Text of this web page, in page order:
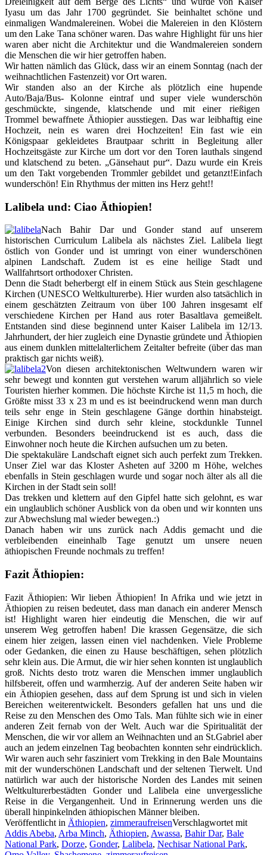
Iyasu um das Jahr 1700 gegründet. Sie beinhaltet schöne und
einmaligen Wandmalereinen. Wobei die Malereien in den Klöstern
um den Lake Tana schöner waren. Das wahre Highlight für uns hier
waren aber nicht die Architektur und die Wandmalereien sondern
die Menschen die wir hier getroffen haben.
Wir hatten nämlich das Glück, dass wir an einem Sonntag (nach der
weihnachtlichen Fastenzeit) vor Ort waren.
Wir standen also an der Kirche als plötzlich eine hupende
Auto/Baja/Bus- Kolonne eintraf und super viele wunderschön
geschmückte, singende, klatschende und mit einer rießigen
Trommel bewaffnete Äthiopier ausstiegen. Das war leibhaftig eine
Hochzeit, nein es waren drei Hochzeiten! Ein fast wie ein
Königspaar gekleidetes Brautpaar schritt in Begleitung aller
Hochzeitsgäste zur Kirche um dort vor den Toren lauthals singend
und klatschend zu beten. „Gänsehaut pur“. Dazu wurde ein Kreis
um den Takt vorgebenden Trommler gebildet und getanzt!Einfach
wunderschön! Ein Rhythmus der mitten ins Herz geht!!
Lalibela und: Ciao Äthiopien!
Nach Bahir Dar und Gonder stand auf unserem
historischen Curriculum Lalibela als nächstes Ziel. Lalibela liegt
östlich von Gonder und ist umringt von einer wunderschönen
alpinen Landschaft. Zudem ist es eine heilige Stadt und
Wallfahrtsort orthodoxer Christen.
Denn die Stadt beherbergt elf in einem Stück aus Stein geschlagene
Kirchen (UNESCO Weltkulturerbe). Hier wurden also tatsächlich in
einem geschätzten Zeitraum von über 100 Jahren insgesamt elf
verschiedene Kirchen per Hand aus roter Basaltlava gemeißelt.
Entstanden sind diese beginnend unter Kaiser Lalibela im 12/13.
Jahrhundert, der hier zugleich eine Dynastie gründete und Äthiopien
aus einem dunklen mittelalterlichem Zeitalter befreite (über das man
praktisch gar nichts weiß).
Von diesen architektonischen Weltwundern waren wir
sehr bewegt und konnten gut verstehen warum alljährlich so viele
Touristen hierher kommen. Die höchste Kirche ist 11,5 m hoch, die
Größte misst 33 x 23 m und es ist beeindruckend wenn man durch
teils sehr enge in Stein geschlagene Gänge dorthin hinabsteigt.
Einige Kirchen sind durch sehr kleine, stockdunkle Tunnel
verbunden. Besonders beeindruckend ist es auch, dass die
Einwohner noch heute die Kirchen aufsuchen um zu beten.
Die spektakuläre Landschaft eignet sich auch perfekt zum Trekken.
Unser Ziel war das Kloster Asheten auf 3200 m Höhe, welches
ebenfalls in Stein geschlagen wurde und sogar noch älter als all die
Kirchen in der Stadt sein soll!
Das trekken und klettern auf den Gipfel hatte sich gelohnt, es war
ein unglaublich schöner Ausblick von da oben und wir konnten uns
zur Abwechslung mal wieder bewegen.:)
Danach haben wir uns zurück nach Addis gemacht und die
verbleibenden eineinhalb Tage genutzt um unsere neuen
äthiopischen Freunde nochmals zu treffen!
Fazit Äthiopien:
Fazit Äthiopien: Wir lieben Äthiopien! In Afrika und wie jetzt in
Äthiopien zu reisen bedeutet, dass man danach ein anderer Mensch
ist! Highlight waren hier eindeutig die Menschen, die wir auf
unserem Weg getroffen haben! Die krassen Gegensätze, die sich
einem hier zeigen, lassen einen viel nachdenken. Viele Probleme
oder Gedanken, die einen zu Hause beschäftigen, sehen plötzlich
sehr klein aus. Die Armut, die wir hier sehen konnten ist unglaublich
groß. Nichts desto trotz waren die Menschen immer unglaublich
hilfsbereit, offen und warmherzig. Auf der anderen Seite haben wir
ein Äthiopien gesehen, dass auf dem Sprung ist und sich in vielen
Bereichen weiterentwickelt. Besonders gefallen hat uns und die
Reise zu den Menschen des Omo Tals. Man fühlte sich wie in einer
anderen Zeit fernab von der Welt. Auch war die Spiritualität der
Menschen, die wir vor allem an Weihnachten und an St.Gabriel aber
auch an jedem einzelnen Tag beobachten konnten sehr eindrücklich.
Wir waren auch sehr fasziniert vom Trekking in den Bale Mountains
mit der wunderschönen Landschaft und der seltenen Tierwelt. Und
natürlich war auch der historische Norden des Landes mit seinen
Weltkulturerbestädten Gonder und Lalibela eine unvergessliche
Reise in die Vergangenheit. Und in Erinnerung werden uns die
überall hinpinkelnden äthiopischen Männer bleiben.
Veröffentlicht in Äthiopien, zimmeraufreisenVerschlagwortet mit
Addis Abeba, Arba Minch, Äthiopien, Awassa, Bahir Dar, Bale
National Park, Dorze, Gonder, Lalibela, Nechisar National Park,